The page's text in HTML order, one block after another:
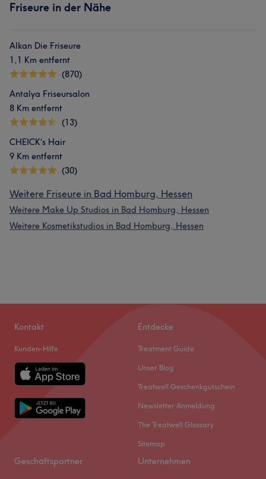
Friseure in der Nähe
Alkan Die Friseure
1,1 Km entfernt
(870)
Antalya Friseursalon
8 Km entfernt
(13)
CHEICK‘s Hair
9 Km entfernt
(30)
Weitere Friseure in Bad Homburg, Hessen
Weitere Make Up Studios in Bad Homburg, Hessen
Weitere Kosmetikstudios in Bad Homburg, Hessen
Kontakt
Kunden-Hilfe
Entdecke
Treatment Guide
Unser Blog
Treatwell Geschenkgutschein
Newsletter Anmeldung
The Treatwell Glossary
Sitemap
Geschäftspartner Unternehmen